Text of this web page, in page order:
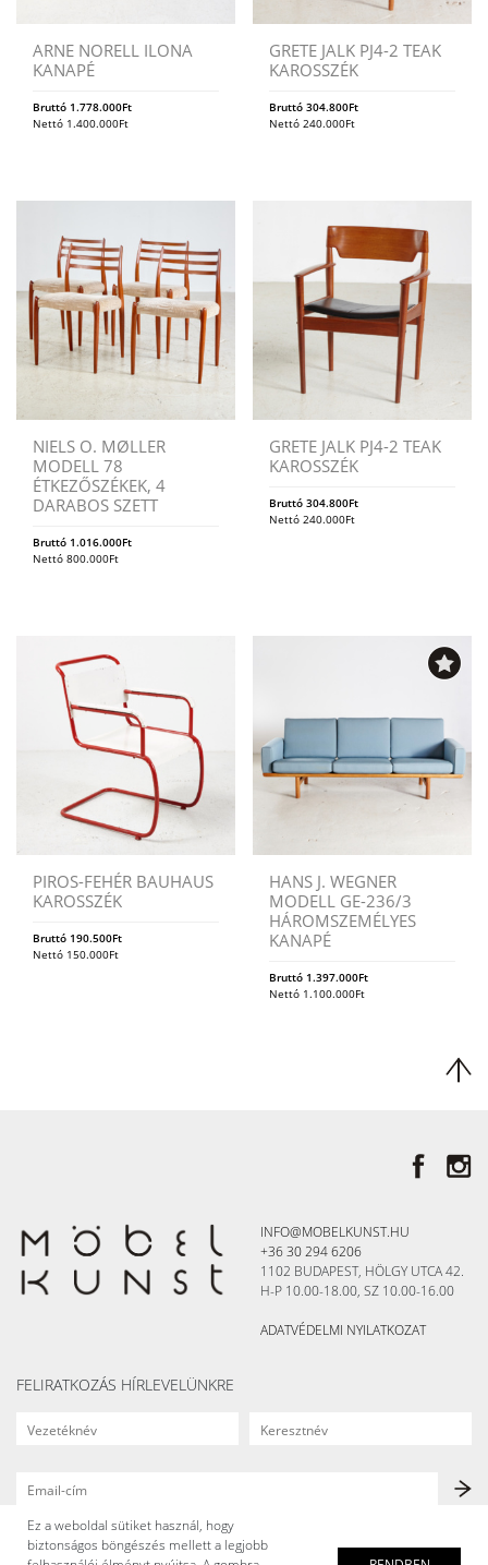
ARNE NORELL ILONA
KANAPÉ
Bruttó 1.778.000Ft
Nettó 1.400.000Ft
GRETE JALK PJ4-2 TEAK
KAROSSZÉK
Bruttó304.800Ft
Nettó240.000Ft
NIELS O. MØLLER
MODELL 78
ÉTKEZŐSZÉKEK, 4
DARABOS SZETT
Bruttó 1.016.000Ft
Nettó 800.000Ft
GRETE JALK PJ4-2 TEAK
KAROSSZÉK
Bruttó304.800Ft
Nettó240.000Ft
PIROS-FEHÉR BAUHAUS
KAROSSZÉK
Bruttó 190.500Ft
Nettó 150.000Ft
HANS J. WEGNER
MODELL GE-236/3
HÁROMSZEMÉLYES
KANAPÉ
Bruttó 1.397.000Ft
Nettó 1.100.000Ft
INFO@MOBELKUNST.HU
+36 30 294 6206
1102 BUDAPEST, HÖLGY UTCA 42.
H-P 10.00-18.00, SZ 10.00-16.00
ADATVÉDELMI NYILATKOZAT
FELIRATKOZÁS HÍRLEVELÜNKRE
Ez a weboldal sütiket használ, hogy
biztonságos böngészés mellett a legjobb